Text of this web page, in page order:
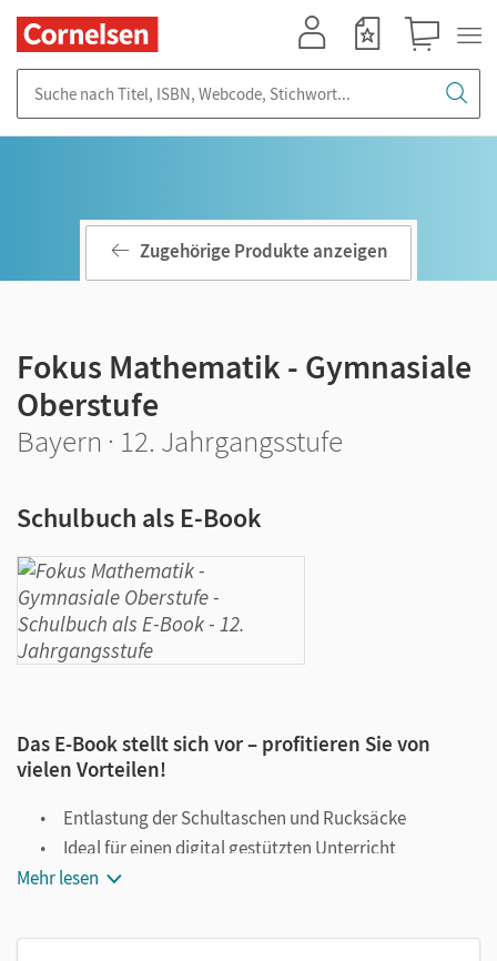
Zugehörige Produkte anzeigen
Fokus Mathematik - Gymnasiale
Oberstufe
Bayern · 12. Jahrgangsstufe
Schulbuch als E-Book
Das E-Book stellt sich vor – profitieren Sie von
vielen Vorteilen!
Entlastung der Schultaschen und Rucksäcke
Ideal für einen digital gestützten Unterricht
Notiz- und Markierungsmöglichkeit
Mehr lesen